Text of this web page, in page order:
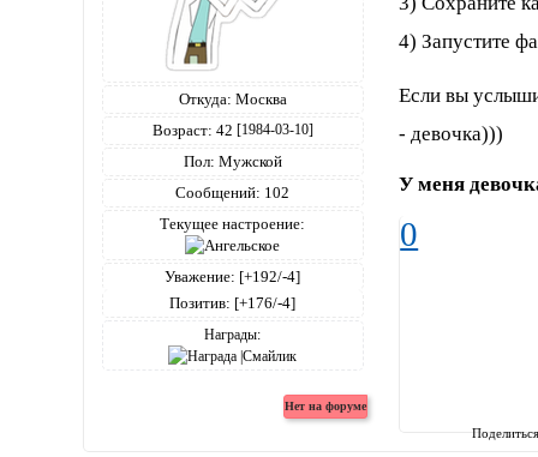
Откуда: Москва
Возраст: 42 [1984-03-10]
Пол: Мужской
Сообщений: 102
Текущее настроение:
Уважение: [+192/-4]
Позитив: [+176/-4]
Награды:
4) Запустите
Если вы
- девочка)))
У меня
0